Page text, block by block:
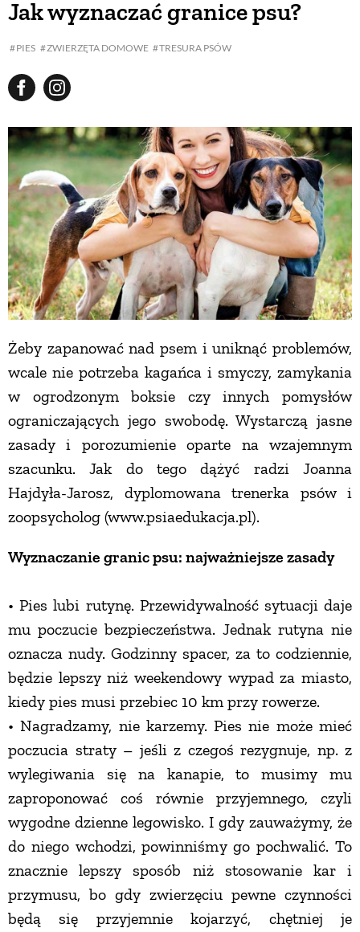
Jak wyznaczać granice psu?
PIES ZWIERZĘTA DOMOWE TRESURA PSÓW
Żeby zapanować nad psem i uniknąć problemów,
wcale nie potrzeba kagańca i smyczy, zamykania
w ogrodzonym boksie czy innych pomysłów
ograniczających jego swobodę. Wystarczą jasne
zasady i porozumienie oparte na wzajemnym
szacunku. Jak do tego dążyć radzi Joanna
Hajdyła-Jarosz, dyplomowana trenerka psów i
zoopsycholog (www.psiaedukacja.pl).
Wyznaczanie granic psu: najważniejsze zasady
• Pies lubi rutynę. Przewidywalność sytuacji daje
mu poczucie bezpieczeństwa. Jednak rutyna nie
oznacza nudy. Godzinny spacer, za to codziennie,
będzie lepszy niż weekendowy wypad za miasto,
kiedy pies musi przebiec 10 km przy rowerze.
• Nagradzamy, nie karzemy. Pies nie może mieć
poczucia straty – jeśli z czegoś rezygnuje, np. z
wylegiwania się na kanapie, to musimy mu
zaproponować coś równie przyjemnego, czyli
wygodne dzienne legowisko. I gdy zauważymy, że
do niego wchodzi, powinniśmy go pochwalić. To
znacznie lepszy sposób niż stosowanie kar i
przymusu, bo gdy zwierzęciu pewne czynności
będą się przyjemnie kojarzyć, chętniej je
BUDUJEMY DOM
WARZYWA I OWOCE
ROŚLINY OGRODOWE
PORADY
ZIELEŃ W DOMU
PROJEKTOWANIE OGRODU
NATURALNIE
URODA
NATURALNA APTECZKA
DLA DOMU
EKO ŻYCIE
PRZYRODA
ZWIERZĘTA DOMOWE
ZWIERZĘTA W NATURZE
GRZYBY
KRAJOBRAZ
RĘKODZIEŁO